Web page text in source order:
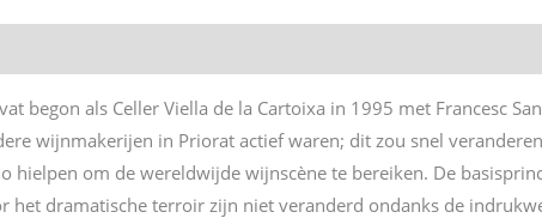
begon als Celler Viella de la Cartoixa in 1995 met Francesc
wijnmakerijen in Priorat actief waren; dit zou snel
hielpen om de wereldwijde wijnscène te bereiken. De
het dramatische terroir zijn niet veranderd ondanks de